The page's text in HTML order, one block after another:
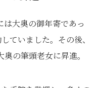
大奥の御年寄であっ
ていました。その後、
の筆頭老女に昇進。